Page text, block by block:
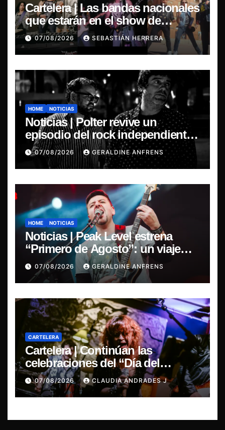
Cartelera | Las bandas nacionales
que estarán en el show de
Violator en Santiago
07/08/2026 SEBASTIÁN HERRERA
HOME NOTICIAS
Noticias | Polter revive un
episodio del rock independiente
chileno con el lanzamiento de
“Esencial 2001–2026”
07/08/2026 GERALDINE ANFRENS
HOME NOTICIAS
Noticias | Peak Level estrena
“Primero de Agosto”: un viaje
sonoro por el duelo y la memoria.
07/08/2026 GERALDINE ANFRENS
CARTELERA
Cartelera | Continúan las
celebraciones del “Día del
Blues”, La Rox se presentará este
sábado en Concepción
07/08/2026 CLAUDIA ANDRADES J